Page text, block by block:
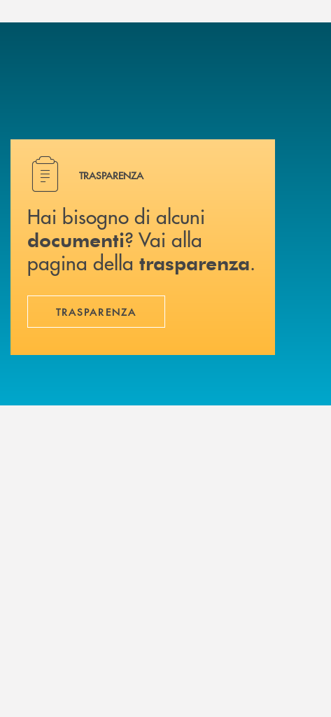
Hai bisogno di alcuni documenti ? Vai alla pagina della
TRASPARENZA
Hai bisogno di alcuni
documenti? Vai alla
pagina della trasparenza.
TRASPARENZA